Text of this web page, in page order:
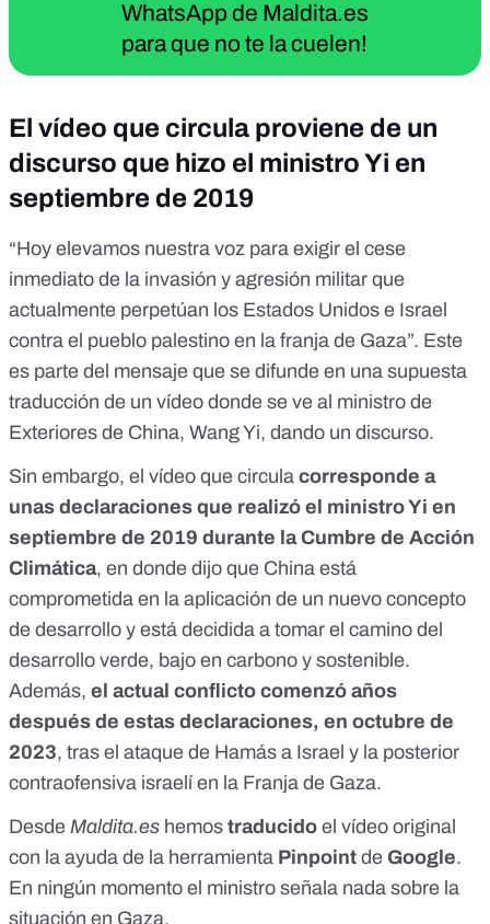
WhatsApp de Maldita.es
para que no te la cuelen!
El vídeo que circula proviene de un
discurso que hizo el ministro Yi en
septiembre de 2019
“Hoy elevamos nuestra voz para exigir el cese
inmediato de la invasión y agresión militar que
actualmente perpetúan los Estados Unidos e Israel
contra el pueblo palestino en la franja de Gaza”. Este
es parte del mensaje que se difunde en una supuesta
traducción de un vídeo donde se ve al ministro de
Exteriores de China, Wang Yi, dando un discurso.
Sin embargo, el vídeo que circula corresponde a
unas declaraciones que realizó el ministro Yi en
septiembre de 2019 durante laCumbre de Acción
Climática, en donde dijo que China está
comprometida en la aplicación de un nuevo concepto
de desarrollo y está decidida a tomar el camino del
desarrollo verde, bajo en carbono y sostenible.
Además, el actual conflicto comenzó años
después de estas declaraciones, en octubre de
2023, tras el ataque de Hamás a Israel y la posterior
contraofensiva israelí en la Franja de Gaza.
Desde Maldita.es hemos traducido el vídeo original
con la ayuda de la herramienta Pinpoint de Google.
En ningún momento el ministro señala nada sobre la
situación en Gaza.